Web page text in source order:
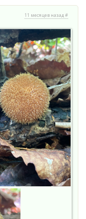
11 месяцев назад #